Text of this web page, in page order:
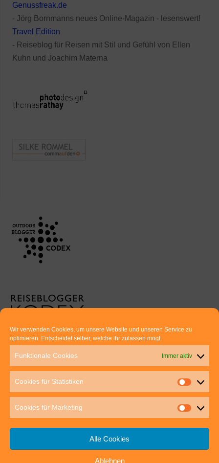
Wir verwenden Cookies, um unsere Website und unseren Service zu
optimieren. Entscheidet selber, welche ihr zulassen mögt.
Funktionale Cookies Immer aktiv
Cookies für Statistiken
Cookies für Marketing
Alle Cookies
Ablehnen
Genussfreak.de
- Jörg Bornmanns neues Online-Magazin - lesenswert!
Travel Edition
- Reiseblog für Reisen mit Stil und Gefühl von Ellen
Kuhn und Joachim Materna
Euer direkter Draht zu uns:
Thomas Rathay und Silke Rommel
70563 Stuttgart
post@outdoor-hochgenuss.de